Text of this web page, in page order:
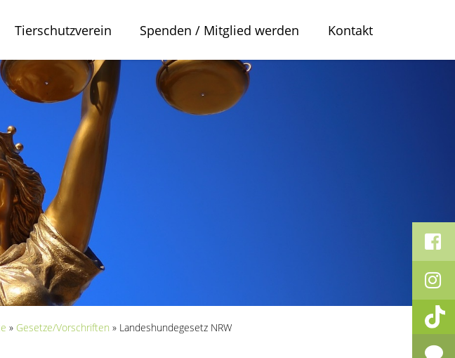
Tierschutzverein Spenden / Mitglied werden Kontakt
» Gesetze/Vorschriften » Landeshundegesetz NRW